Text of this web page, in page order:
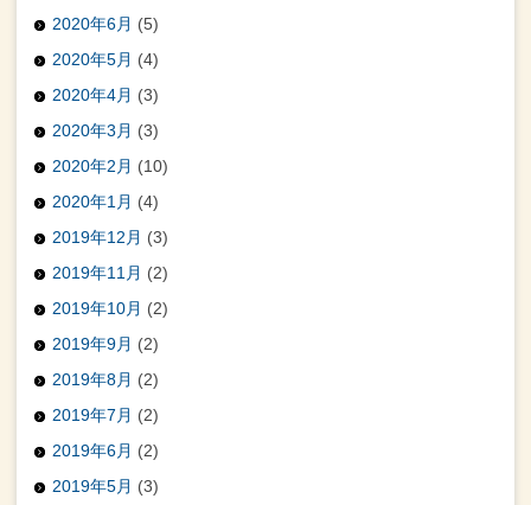
2020年6月 (5)
2020年5月 (4)
2020年4月 (3)
2020年3月 (3)
2020年2月 (10)
2020年1月 (4)
2019年12月 (3)
2019年11月 (2)
2019年10月 (2)
2019年9月 (2)
2019年8月 (2)
2019年7月 (2)
2019年6月 (2)
2019年5月 (3)